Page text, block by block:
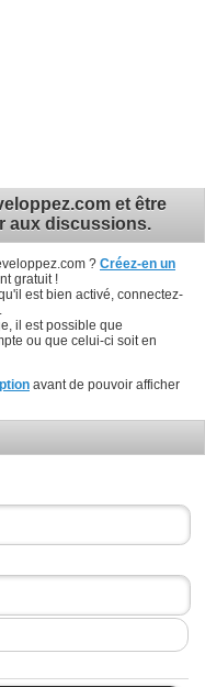
et être
aux discussions.
? Créez-en un
gratuit !
est bien activé, connectez-
il est possible que
ou que celui-ci soit en
avant de pouvoir afficher